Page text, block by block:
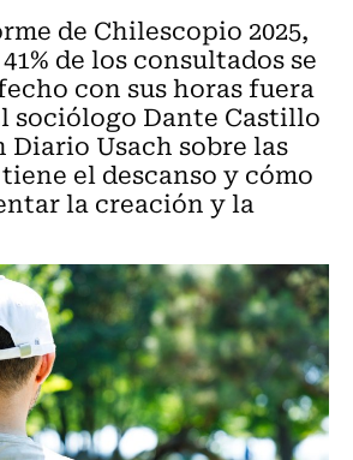
de Chilescopio 2025,
de los consultados se
con sus horas fuera
sociólogo Dante Castillo
Diario Usach sobre las
el descanso y cómo
la creación y la